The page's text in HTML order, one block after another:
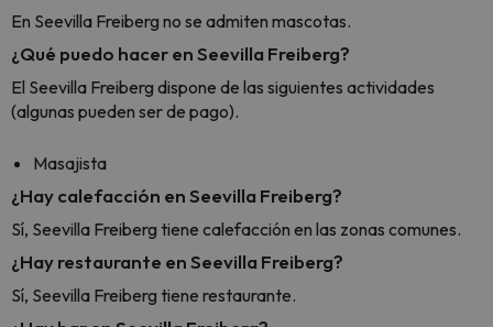
En Seevilla Freiberg no se admiten mascotas.
¿Qué puedo hacer en Seevilla Freiberg?
El Seevilla Freiberg dispone de las siguientes actividades
(algunas pueden ser de pago).
Masajista
¿Hay calefacción en Seevilla Freiberg?
Sí, Seevilla Freiberg tiene calefacción en las zonas comunes.
¿Hay restaurante en Seevilla Freiberg?
Sí, Seevilla Freiberg tiene restaurante.